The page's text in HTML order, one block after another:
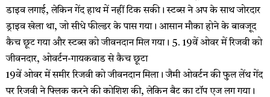
डाइव लगाई, लेकिन गेंद हाथ में नहीं टिक सकी। स्टब्स ने अप के साथ जोरदार
ड्राइव खेला था, जो सीधे फील्डर के पास गया। आसान मौका होने के बावजूद
कैच छूट गया और स्टब्स को जीवनदान मिल गया। 5. 19वें ओवर में रिजवी को
जीवनदार, ओवर्टन-गायकवाड से कैच छूटा
19वें ओवर में समीर रिजवी को जीवनदान मिला। जैमी ओवर्टन की फुल लेंथ गेंद
पर रिजवी ने फ्लिक करने की कोशिश की, लेकिन बैट का टॉप एज लग गया।